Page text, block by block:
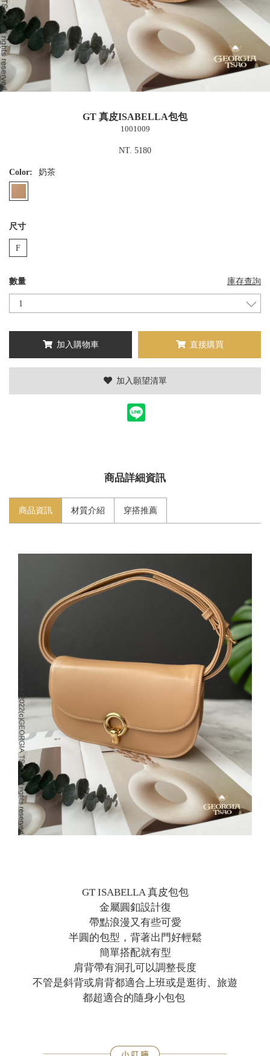
GT 真皮ISABELLA包包
1001009
NT. 5180
Color: 奶茶
尺寸
F
數量 庫存查詢
加入購物車 直接購買
加入願望清單
商品詳細資訊
商品資訊 材質介紹 穿搭推薦
GT ISABELLA 真皮包包
金屬圓釦設計復
帶點浪漫又有些可愛
半圓的包型，背著出門好輕鬆
簡單搭配就有型
肩背帶有洞孔可以調整長度
不管是斜背或肩背都適合上班或是逛街、旅遊
都超適合的隨身小包包